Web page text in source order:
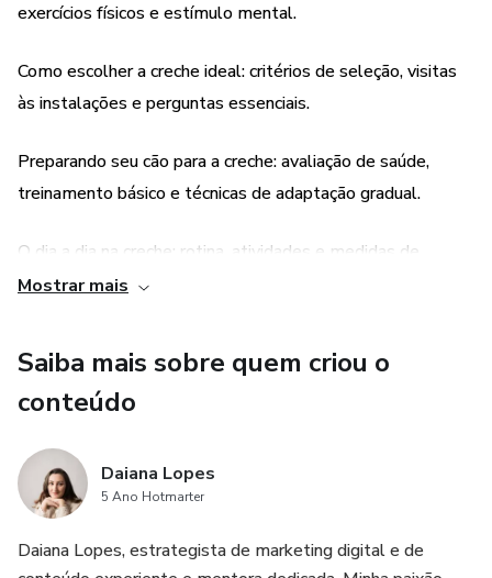
exercícios físicos e estímulo mental.
Como escolher a creche ideal: critérios de seleção, visitas
às instalações e perguntas essenciais.
Preparando seu cão para a creche: avaliação de saúde,
treinamento básico e técnicas de adaptação gradual.
O dia a dia na creche: rotina, atividades e medidas de
segurança.
comportamento e sinais de uma boa creche.
Mostrar mais
Saiba mais sobre quem criou o
conteúdo
Daiana Lopes
5 Ano Hotmarter
Daiana Lopes, estrategista de marketing digital e de